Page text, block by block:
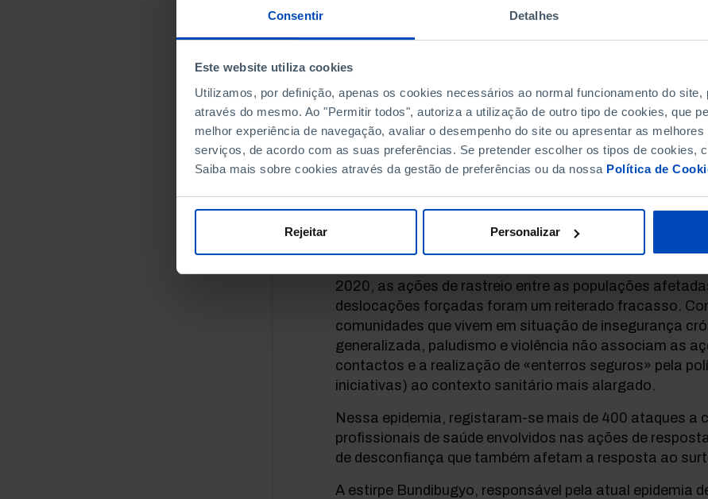
Consentir Detalhes
Este website utiliza cookies
Utilizamos, por definição, apenas os cookies necessários ao normal funcionamento do site,
através do mesmo. Ao "Permitir todos", autoriza a utilização de outro tipo de cookies, que
melhor experiência de navegação, avaliar o desempenho do site ou apresentar as
serviços, de acordo com as suas preferências. Se pretender escolher os tipos de cookies,
Saiba mais sobre cookies através da gestão de preferências ou da nossa Política de
Rejeitar Personalizar
A COVID-19 contribuiu para
preparação centrado na
tecnologia. O atual surto de
falha nesse modelo.
Autores da Foreign Policy
2020, as ações de rastreio entre as populações
deslocações forçadas foram um reiterado fracasso.
comunidades que vivem em situação de insegurança
generalizada, paludismo e violência não associam as
contactos e a realização de «enterros seguros» pela
iniciativas) ao contexto sanitário mais alargado.
Nessa epidemia, registaram-se mais de 400 ataques a
profissionais de saúde envolvidos nas ações de
de desconfiança que também afetam a resposta ao
A estirpe Bundibugyo, responsável pela atual epidemia